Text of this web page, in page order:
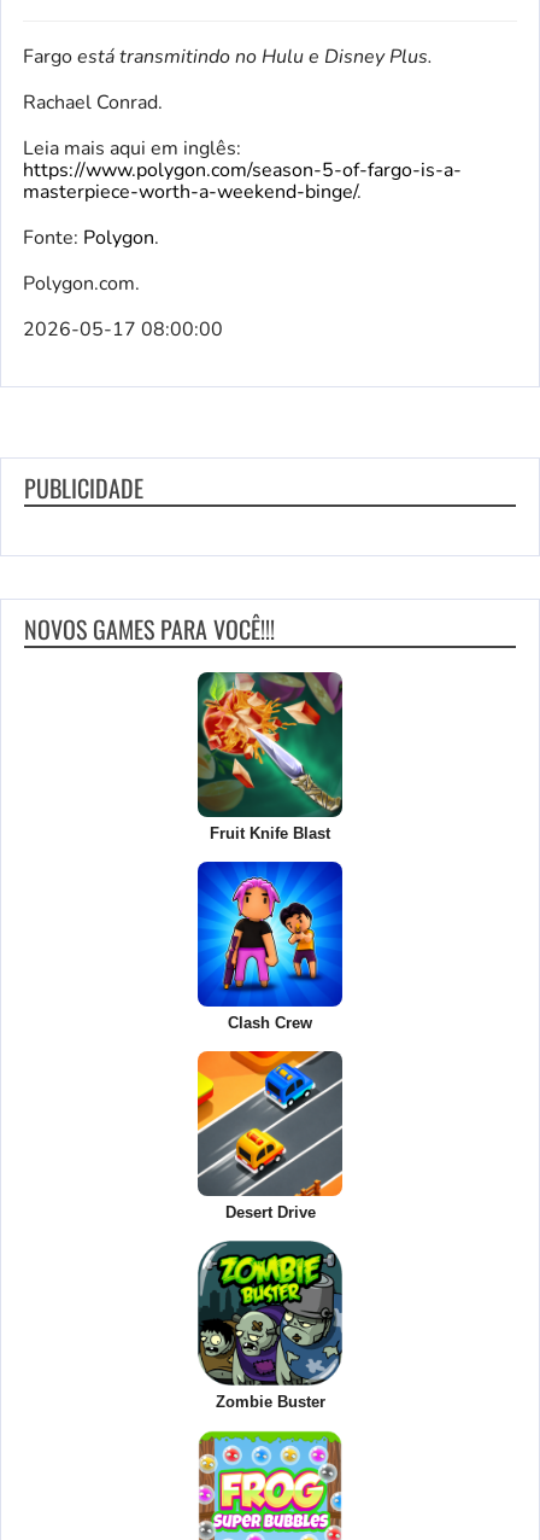
Fargoestá transmitindo no Hulu e Disney Plus.
Rachael Conrad.
Leia mais aqui em inglês:
https://www.polygon.com/season-5-of-fargo-is-a-
masterpiece-worth-a-weekend-binge/.
Fonte: Polygon.
Polygon.com.
2026-05-17 08:00:00
PUBLICIDADE
NOVOS GAMES PARA VOCÊ!!!
Fruit Knife Blast
Clash Crew
Desert Drive
Zombie Buster